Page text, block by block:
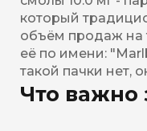
который
объём продаж на
её по имени:
такой пачки нет,
Что важно